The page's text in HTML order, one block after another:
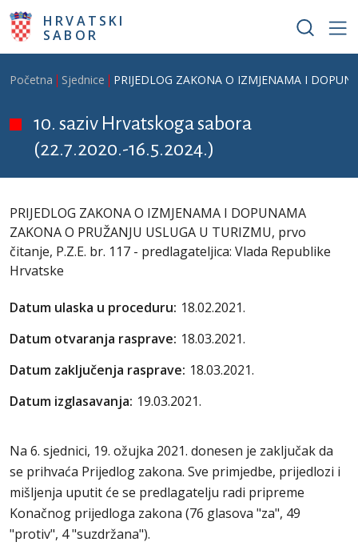
Skoči na glavni sadržaj
HRVATSKI
SABOR
Breadcrumb
Početna Sjednice PRIJEDLOG ZAKONA O IZMJENAMA I
10. saziv Hrvatskoga sabora
(22.7.2020.-16.5.2024.)
PRIJEDLOG ZAKONA O IZMJENAMA I DOPUNAMA
ZAKONA O PRUŽANJU USLUGA U TURIZMU, prvo
čitanje, P.Z.E. br. 117 - predlagateljica: Vlada Republike
Hrvatske
Datum ulaska u proceduru: 18.02.2021.
Datum otvaranja rasprave: 18.03.2021.
Datum zaključenja rasprave: 18.03.2021.
Datum izglasavanja: 19.03.2021.
Na 6. sjednici, 19. ožujka 2021. donesen je zaključak da
se prihvaća Prijedlog zakona. Sve primjedbe, prijedlozi i
mišljenja uputit će se predlagatelju radi pripreme
Konačnog prijedloga zakona (76 glasova "za", 49
"protiv", 4 "suzdržana").